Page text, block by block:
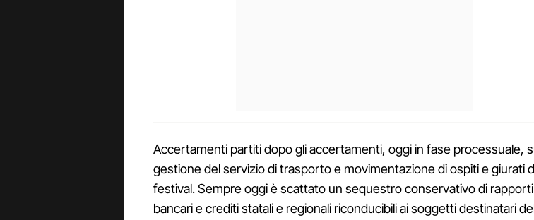
Accertamenti partiti dopo gli accertamenti, oggi in fase processuale,
gestione del servizio di trasporto e movimentazione di ospiti e giurati
festival. Sempre oggi è scattato un sequestro conservativo di rapporti
bancari e crediti statali e regionali riconducibili ai soggetti destinatari